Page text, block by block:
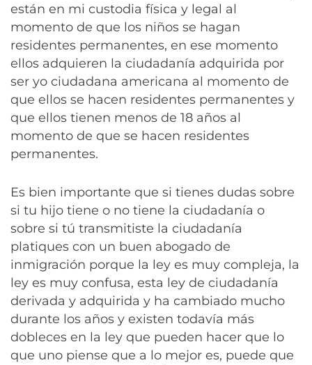
están en mi custodia física y legal al
momento de que los niños se hagan
residentes permanentes, en ese momento
ellos adquieren la ciudadanía adquirida por
ser yo ciudadana americana al momento de
que ellos se hacen residentes permanentes y
que ellos tienen menos de 18 años al
momento de que se hacen residentes
permanentes.
Es bien importante que si tienes dudas sobre
si tu hijo tiene o no tiene la ciudadanía o
sobre si tú transmitiste la ciudadanía
platiques con un buen abogado de
inmigración porque la ley es muy compleja, la
ley es muy confusa, esta ley de ciudadanía
derivada y adquirida y ha cambiado mucho
durante los años y existen todavía más
dobleces en la ley que pueden hacer que lo
que uno piense que a lo mejor es, puede que